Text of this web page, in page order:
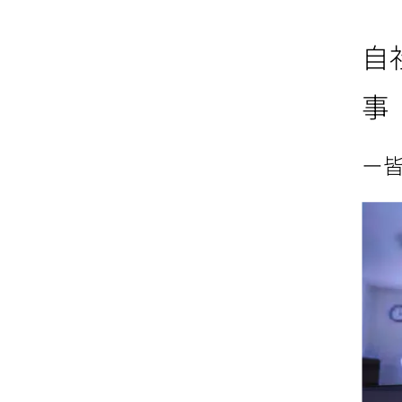
自
事
ー